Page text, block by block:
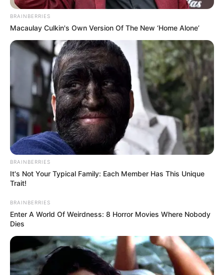
BRAINBERRIES
Macaulay Culkin's Own Version Of The New ‘Home Alone’
BRAINBERRIES
It's Not Your Typical Family: Each Member Has This Unique
Trait!
BRAINBERRIES
Enter A World Of Weirdness: 8 Horror Movies Where Nobody
Dies